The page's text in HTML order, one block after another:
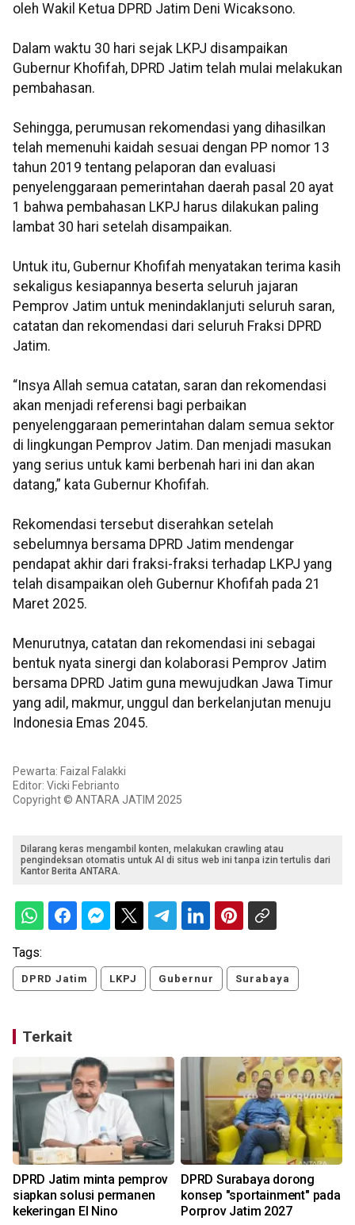
oleh Wakil Ketua DPRD Jatim Deni Wicaksono.
Dalam waktu 30 hari sejak LKPJ disampaikan
Gubernur Khofifah, DPRD Jatim telah mulai melakukan
pembahasan.
Sehingga, perumusan rekomendasi yang dihasilkan
telah memenuhi kaidah sesuai dengan PP nomor 13
tahun 2019 tentang pelaporan dan evaluasi
penyelenggaraan pemerintahan daerah pasal 20 ayat
1 bahwa pembahasan LKPJ harus dilakukan paling
lambat 30 hari setelah disampaikan.
Untuk itu, Gubernur Khofifah menyatakan terima kasih
sekaligus kesiapannya beserta seluruh jajaran
Pemprov Jatim untuk menindaklanjuti seluruh saran,
catatan dan rekomendasi dari seluruh Fraksi DPRD
Jatim.
“Insya Allah semua catatan, saran dan rekomendasi
akan menjadi referensi bagi perbaikan
penyelenggaraan pemerintahan dalam semua sektor
di lingkungan Pemprov Jatim. Dan menjadi masukan
yang serius untuk kami berbenah hari ini dan akan
datang,” kata Gubernur Khofifah.
Rekomendasi tersebut diserahkan setelah
sebelumnya bersama DPRD Jatim mendengar
pendapat akhir dari fraksi-fraksi terhadap LKPJ yang
telah disampaikan oleh Gubernur Khofifah pada 21
Maret 2025.
Menurutnya, catatan dan rekomendasi ini sebagai
bentuk nyata sinergi dan kolaborasi Pemprov Jatim
bersama DPRD Jatim guna mewujudkan Jawa Timur
yang adil, makmur, unggul dan berkelanjutan menuju
Indonesia Emas 2045.
Pewarta: Faizal Falakki
Editor: Vicki Febrianto
Copyright © ANTARA JATIM 2025
Dilarang keras mengambil konten, melakukan crawling atau
pengindeksan otomatis untuk AI di situs web ini tanpa izin tertulis dari
Kantor Berita ANTARA.
Tags:
DPRD Jatim LKPJ Gubernur Surabaya
Terkait
DPRD Jatim minta pemprov
siapkan solusi permanen
kekeringan El Nino
DPRD Surabaya dorong
konsep "sportainment" pada
Porprov Jatim 2027